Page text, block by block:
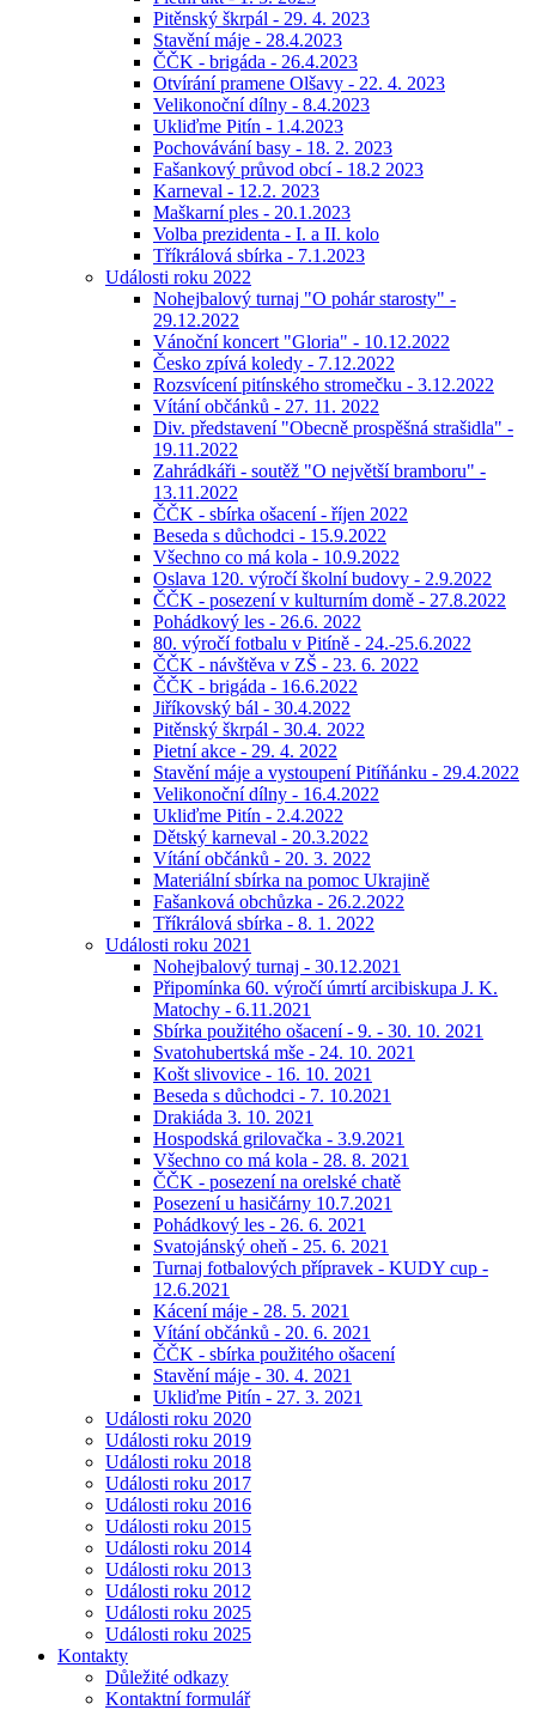
Pitěnský škrpál - 29. 4. 2023
Stavění máje - 28.4.2023
ČČK - brigáda - 26.4.2023
Otvírání pramene Olšavy - 22. 4. 2023
Velikonoční dílny - 8.4.2023
Ukliďme Pitín - 1.4.2023
Pochovávání basy - 18. 2. 2023
Fašankový průvod obcí - 18.2 2023
Karneval - 12.2. 2023
Maškarní ples - 20.1.2023
Volba prezidenta - I. a II. kolo
Tříkrálová sbírka - 7.1.2023
Události roku 2022
Nohejbalový turnaj "O pohár starosty" -
29.12.2022
Vánoční koncert "Gloria" - 10.12.2022
Česko zpívá koledy - 7.12.2022
Rozsvícení pitínského stromečku - 3.12.2022
Vítání občánků - 27. 11. 2022
Div. představení "Obecně prospěšná strašidla" -
19.11.2022
Zahrádkáři - soutěž "O největší bramboru" -
13.11.2022
ČČK - sbírka ošacení - říjen 2022
Beseda s důchodci - 15.9.2022
Všechno co má kola - 10.9.2022
Oslava 120. výročí školní budovy - 2.9.2022
ČČK - posezení v kulturním domě - 27.8.2022
Pohádkový les - 26.6. 2022
80. výročí fotbalu v Pitíně - 24.-25.6.2022
ČČK - návštěva v ZŠ - 23. 6. 2022
ČČK - brigáda - 16.6.2022
Jiříkovský bál - 30.4.2022
Pitěnský škrpál - 30.4. 2022
Pietní akce - 29. 4. 2022
Stavění máje a vystoupení Pitíňánku - 29.4.2022
Velikonoční dílny - 16.4.2022
Ukliďme Pitín - 2.4.2022
Dětský karneval - 20.3.2022
Vítání občánků - 20. 3. 2022
Materiální sbírka na pomoc Ukrajině
Fašanková obchůzka - 26.2.2022
Tříkrálová sbírka - 8. 1. 2022
Události roku 2021
Nohejbalový turnaj - 30.12.2021
Připomínka 60. výročí úmrtí arcibiskupa J. K.
Matochy - 6.11.2021
Sbírka použitého ošacení - 9. - 30. 10. 2021
Svatohubertská mše - 24. 10. 2021
Košt slivovice - 16. 10. 2021
Beseda s důchodci - 7. 10.2021
Drakiáda 3. 10. 2021
Hospodská grilovačka - 3.9.2021
Všechno co má kola - 28. 8. 2021
ČČK - posezení na orelské chatě
Posezení u hasičárny 10.7.2021
Pohádkový les - 26. 6. 2021
Svatojánský oheň - 25. 6. 2021
Turnaj fotbalových přípravek - KUDY cup -
12.6.2021
Kácení máje - 28. 5. 2021
Vítání občánků - 20. 6. 2021
ČČK - sbírka použitého ošacení
Stavění máje - 30. 4. 2021
Ukliďme Pitín - 27. 3. 2021
Události roku 2020
Události roku 2019
Události roku 2018
Události roku 2017
Události roku 2016
Události roku 2015
Události roku 2014
Události roku 2013
Události roku 2012
Události roku 2025
Události roku 2025
Kontakty
Důležité odkazy
Kontaktní formulář